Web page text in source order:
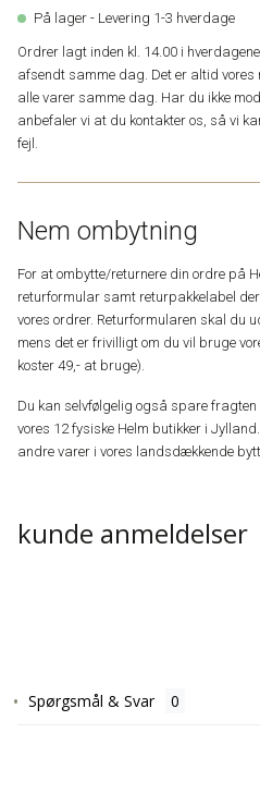
På lager - Levering 1-3 hverdage
Ordrer lagt inden kl. 14.00 i
afsendt samme dag. Det er altid vores
alle varer samme dag. Har du ikke
anbefaler vi at du kontakter os, så vi
fejl.
Nem ombytning
For at ombytte/returnere din ordre på
returformular samt returpakkelabel
vores ordrer. Returformularen skal du
mens det er frivilligt om du vil bruge
koster 49,- at bruge).
Du kan selvfølgelig også spare
vores 12 fysiske Helm butikker i
andre varer i vores landsdækkende
kunde anmeldelser
Spørgsmål & Svar